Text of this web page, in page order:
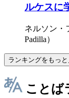
ルケスに
ネルソン・
Padilla）
ランキングをもっ
ことば